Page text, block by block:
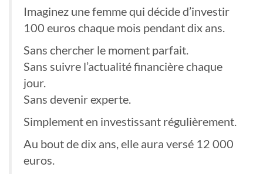
Imaginez une femme qui décide d’investir
100 euros chaque mois pendant dix ans.
Sans chercher le moment parfait.
Sans suivre l’actualité financière chaque
jour.
Sans devenir experte.
Simplement en investissant régulièrement.
Au bout de dix ans, elle aura versé 12 000
euros.